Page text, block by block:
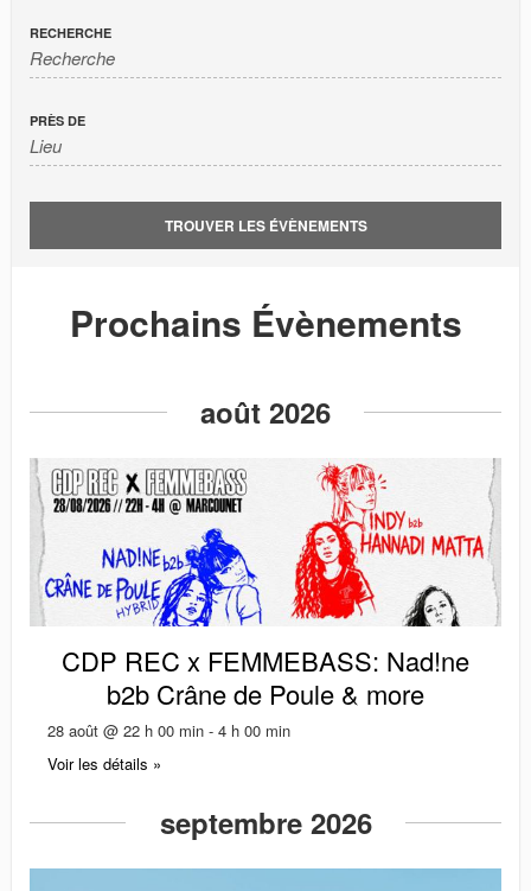
RECHERCHE
PRÈS DE
Prochains Évènements
août 2026
CDP REC x FEMMEBASS: Nad!ne
b2b Crâne de Poule & more
28 août @ 22 h 00 min - 4 h 00 min
Voir les détails »
septembre 2026